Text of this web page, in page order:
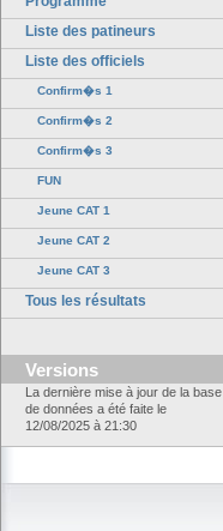
Liste des patineurs
Liste des officiels
Confirm�s 1
Confirm�s 2
Confirm�s 3
FUN
Jeune CAT 1
Jeune CAT 2
Jeune CAT 3
Tous les résultats
Versions
La dernière mise à jour de la base
de données a été faite le
12/08/2025 à 21:30